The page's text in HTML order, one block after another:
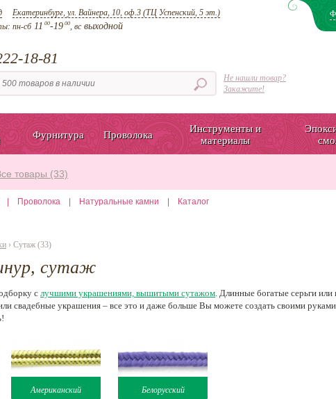
Екатеринбург, ул. Вайнера, 10, оф.3 (ТЦ Успенский, 5 эт.)
пн-сб11 00-19 00, всвыходной
18-81
Не нашли товар?
Закажите!
Фурнитура Проволока
Инструменты и
материалы
товары (33)
Проволока Натуральные камни Каталог
› Сутаж (33)
сутаж
с лучшими украшениями, вышитыми сутажом. Длинные богатые серьги или
свадебные украшения – все это и даже больше Вы можете создать своими
Американский Белорусский